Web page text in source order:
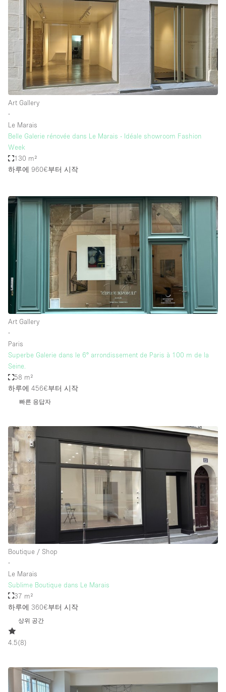
Art Gallery
∙
Le Marais
Belle Galerie rénovée dans Le Marais - Idéale showroom Fashion
Week
130 m²
하루에 960€부터 시작
Art Gallery
∙
Paris
Superbe Galerie dans le 6° arrondissement de Paris à 100 m de la
Seine.
58 m²
하루에 456€부터 시작
빠른 응답자
Boutique / Shop
∙
Le Marais
Sublime Boutique dans Le Marais
37 m²
하루에 360€부터 시작
상위 공간
4.5(8)